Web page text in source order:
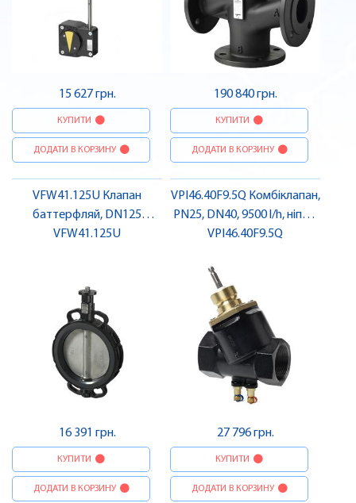
15 627 грн.
КУПИТИ
ДОДАТИ В КОРЗИНУ
190 840 грн.
КУПИТИ
ДОДАТИ В КОРЗИНУ
VFW41.125U Клапан
баттерфляй, DN125
PN6/10/16 | SIEMENS
VFW41.125U
16 391 грн.
КУПИТИ
ДОДАТИ В КОРЗИНУ
VPI46.40F9.5Q Комбіклапан,
PN25, DN40, 9500 l/h, ніпелі
вимірювання тиску |
VPI46.40F9.5Q
27 796 грн.
КУПИТИ
ДОДАТИ В КОРЗИНУ